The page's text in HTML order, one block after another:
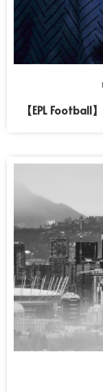
【EPL Football